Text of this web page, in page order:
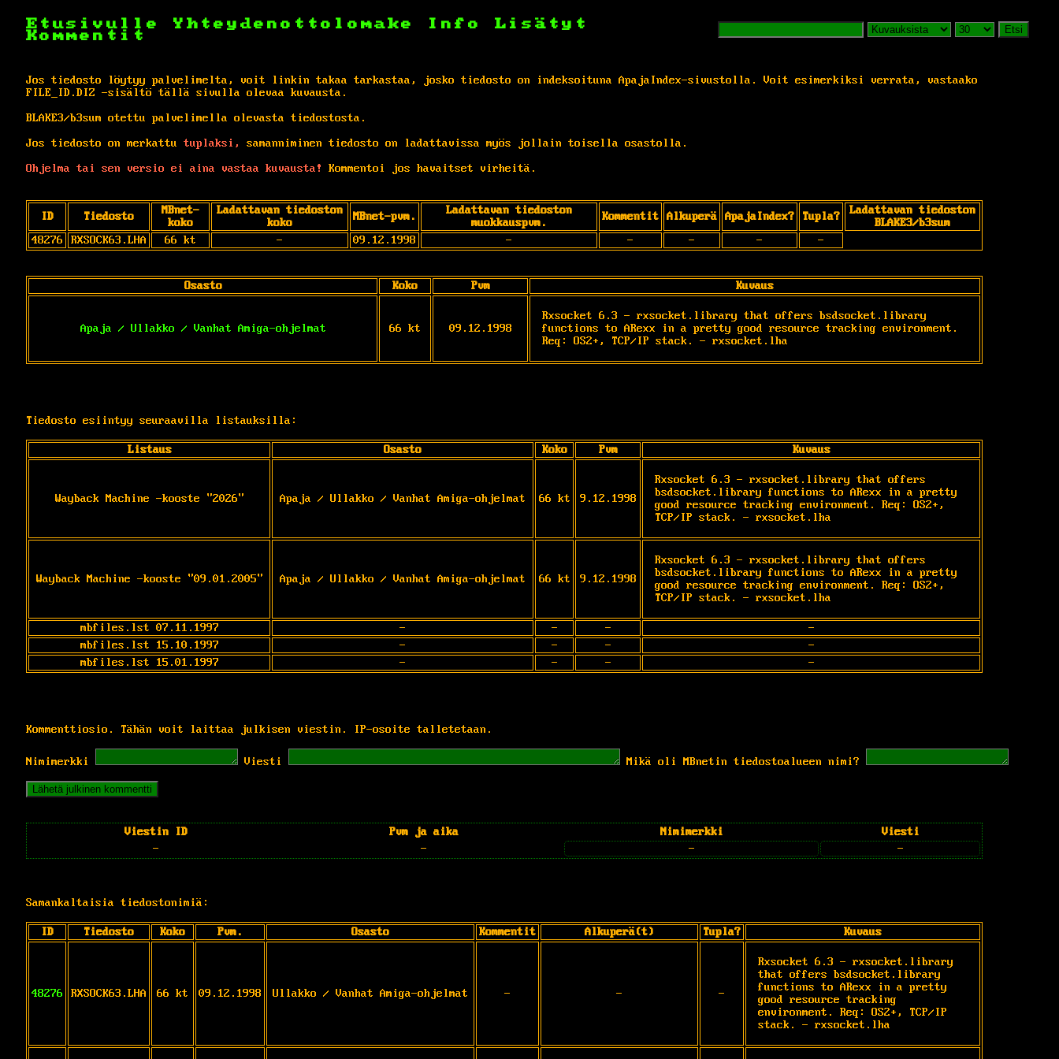
Etusivulle Yhteydenottolomake Info
Lisätyt
Kommentit
Etsi
Jos tiedosto löytyy palvelimelta, voit linkin takaa tarkastaa, josko tiedosto on indeksoituna ApajaIndex-sivustolla. Voit esimerkiksi verrata, vastaako
FILE_ID.DIZ -sisältö tällä sivulla olevaa kuvausta.
BLAKE3/b3sum otettu palvelimella olevasta tiedostosta.
Jos tiedosto on merkattu tuplaksi,
samanniminen tiedosto on ladattavissa myös jollain toisella osastolla.
Ohjelma tai sen versio ei aina vastaa kuvausta!
Kommentoi jos havaitset virheitä.
ID Tiedosto
MBnet-
koko
Ladattavan tiedoston
koko
MBnet-pvm.
Ladattavan tiedoston
muokkauspvm.
Kommentit Alkuperä ApajaIndex? Tupla?
Ladattavan tiedoston
BLAKE3/b3sum
48276
RXSOCK63.LHA 66 kt - 09.12.1998 - - - - -
Osasto Koko Pvm Kuvaus
Apaja / Ullakko / Vanhat Amiga-ohjelmat 66 kt 09.12.1998
Rxsocket 6.3 - rxsocket.library that offers bsdsocket.library
functions to ARexx in a pretty good resource tracking environment.
Req: OS2+, TCP/IP stack. - rxsocket.lha
Tiedosto esiintyy seuraavilla listauksilla:
Listaus Osasto Koko Pvm Kuvaus
Wayback Machine -kooste "2026" Apaja / Ullakko / Vanhat Amiga-ohjelmat 66 kt 9.12.1998
Rxsocket 6.3 - rxsocket.library that offers
bsdsocket.library functions to ARexx in a pretty
good resource tracking environment. Req: OS2+,
TCP/IP stack. - rxsocket.lha
Wayback Machine -kooste "09.01.2005" Apaja / Ullakko / Vanhat Amiga-ohjelmat 66 kt 9.12.1998
Rxsocket 6.3 - rxsocket.library that offers
bsdsocket.library functions to ARexx in a pretty
good resource tracking environment. Req: OS2+,
TCP/IP stack. - rxsocket.lha
mbfiles.lst 07.11.1997 - - -
-
mbfiles.lst 15.10.1997
- - -
-
mbfiles.lst 15.01.1997
- - - -
Kommenttiosio. Tähän voit laittaa julkisen viestin. IP-osoite talletetaan.
Nimimerkki Viesti Mikä oli MBnetin tiedostoalueen nimi?
Viestin ID Pvm ja aika Nimimerkki
Viesti
-
- - -
Samankaltaisia tiedostonimiä:
ID Tiedosto Koko Pvm. Osasto Kommentit Alkuperä(t) Tupla? Kuvaus
48276 RXSOCK63.LHA 66 kt 09.12.1998 Ullakko / Vanhat Amiga-ohjelmat - - -
Rxsocket 6.3 - rxsocket.library
that offers bsdsocket.library
functions to ARexx in a pretty
good resource tracking
environment. Req: OS2+, TCP/IP
stack. - rxsocket.lha